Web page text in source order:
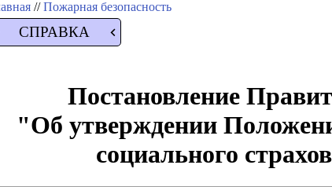
//Пожарная безопасность
СПРАВКА
Постановление
"Об утверждении
социального